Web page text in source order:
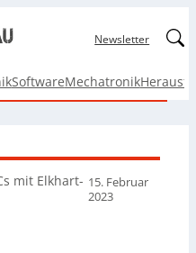
Newsletter
SoftwareMechatronik
mit Elkhart- 15. Februar
2023